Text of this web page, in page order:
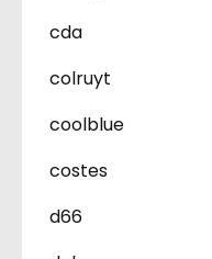
cda
colruyt
coolblue
costes
d66